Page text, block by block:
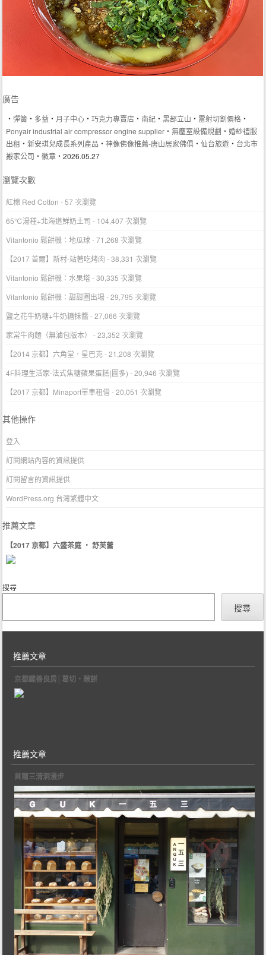
廣告
‧彈簧 ‧ 多益 ‧ 月子中心 ‧巧克力專賣店 ‧南紀 ‧黑部立山 ‧ 雷射切割價格 ‧
Ponyair industrial air compressor engine supplier ‧無塵室設備規劃 ‧婚紗禮服
出租 ‧新安琪兒成長系列產品 ‧神像佛像推薦-唐山居家佛俱 ‧仙台旅遊 ‧ 台北市
搬家公司 ‧徽章 ‧2026.05.27
瀏覽次數
紅棉 Red Cotton - 57 次瀏覽
65℃湯種+北海道鮮奶土司 - 104,407 次瀏覽
Vitantonio 鬆餅機：地瓜球- 71,268 次瀏覽
【2017 首爾】新村-站著吃烤肉 - 38,331 次瀏覽
Vitantonio 鬆餅機：水果塔- 30,335 次瀏覽
Vitantonio 鬆餅機：甜甜圈出場- 29,795 次瀏覽
鹽之花牛奶糖+牛奶糖抹醬- 27,066 次瀏覽
家常牛肉麵（無滷包版本）
- 23,352 次瀏覽
【2014 京都】六角堂．星巴克- 21,208 次瀏覽
4F料理生活家-法式焦糖蘋果蛋糕(圖多) - 20,946 次瀏覽
【2017 京都】Minaport單車租借- 20,051 次瀏覽
其他操作
登入
訂閱網站內容的資訊提供
訂閱留言的資訊提供
WordPress.org 台灣繁體中文
推薦文章
【2017 京都】六盛茶庭 ‧ 舒芙蕾
搜尋
搜尋
推薦文章
京都鍵善良房│葛切‧蕨餅
推薦文章
首爾三清洞漫步